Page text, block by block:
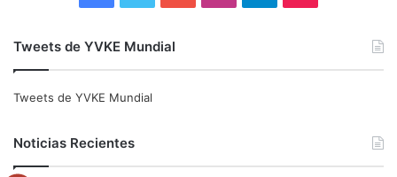
e
o
t
e
b
g
r
k
Tweets de YVKE Mundial
Tweets de YVKE Mundial
Noticias Recientes